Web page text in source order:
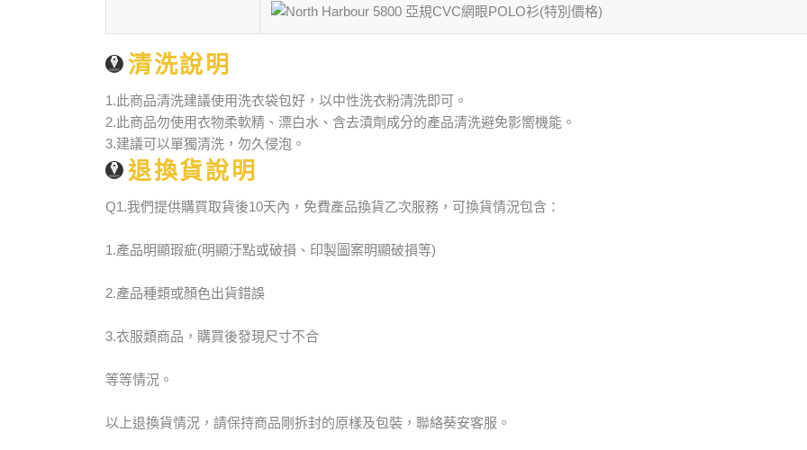
清洗說明
1.此商品清洗建議使用洗衣袋包好，以中性洗衣粉清洗即可。
2.此商品勿使用衣物柔軟精、漂白水、含去漬劑成分的產品清洗避免影嚮機能。
3.建議可以單獨清洗，勿久侵泡。
退換貨說明
Q1.我們提供購買取貨後10天內，免費產品換貨乙次服務，可換貨情況包含：
1.產品明顯瑕疵(明顯汙點或破損、印製圖案明顯破損等)
2.產品種類或顏色出貨錯誤
3.衣服類商品，購買後發現尺寸不合
等等情況。
以上退換貨情況，請保持商品剛拆封的原樣及包裝，聯絡葵安客服。